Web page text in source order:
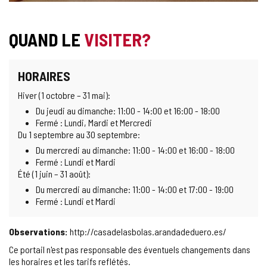
QUAND LE VISITER?
HORAIRES
Hiver (1 octobre – 31 mai):
Du jeudi au dimanche: 11:00 - 14:00 et 16:00 - 18:00
Fermé : Lundi, Mardi et Mercredi
Du 1 septembre au 30 septembre:
Du mercredi au dimanche: 11:00 - 14:00 et 16:00 - 18:00
Fermé : Lundi et Mardi
Été (1 juin – 31 août):
Du mercredi au dimanche: 11:00 - 14:00 et 17:00 - 19:00
Fermé : Lundi et Mardi
Observations: http://casadelasbolas.arandadeduero.es/
Ce portail n'est pas responsable des éventuels changements dans
les horaires et les tarifs reflétés.